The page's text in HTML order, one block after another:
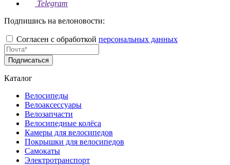
Telegram
Подпишись на велоновости:
Согласен с обработкой персональных данных
Подписаться
Каталог
Велосипеды
Велоаксессуары
Велозапчасти
Велосипедные колёса
Камеры для велосипедов
Покрышки для велосипедов
Самокаты
Электротранспорт